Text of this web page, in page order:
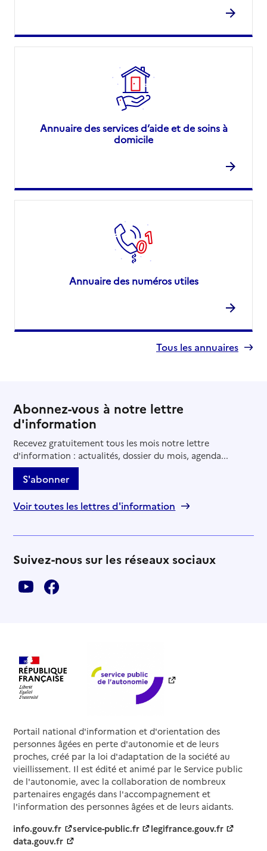
Annuaire des services d’aide et de soins à
domicile
Annuaire des numéros utiles
Tous les annuaires
Abonnez-vous à notre lettre
d'information
Recevez gratuitement tous les mois notre lettre
d'information : actualités, dossier du mois, agenda...
S'abonner
Voir toutes les lettres d'information
Suivez-nous sur les réseaux sociaux
Portail national d'information et d'orientation des
personnes âgées en perte d'autonomie et de leurs
proches, créé par la loi d'adaptation de la société au
vieillissement. Il est édité et animé par le Service public
de l'autonomie, avec la collaboration de nombreux
partenaires engagés dans l'accompagnement et
l'information des personnes âgées et de leurs aidants.
info.gouv.fr
service-public.fr
legifrance.gouv.fr
data.gouv.fr